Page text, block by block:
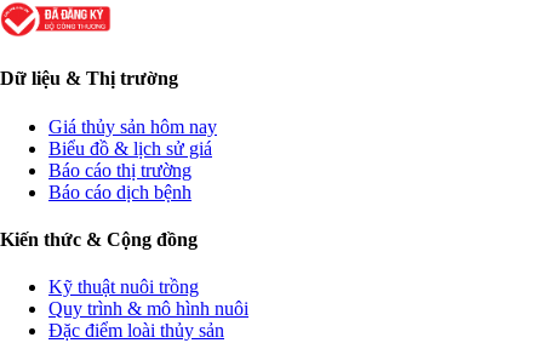
Dữ liệu & Thị trường
Giá thủy sản hôm nay
Biểu đồ & lịch sử giá
Báo cáo thị trường
Báo cáo dịch bệnh
Kiến thức & Cộng đồng
Kỹ thuật nuôi trồng
Quy trình & mô hình nuôi
Đặc điểm loài thủy sản